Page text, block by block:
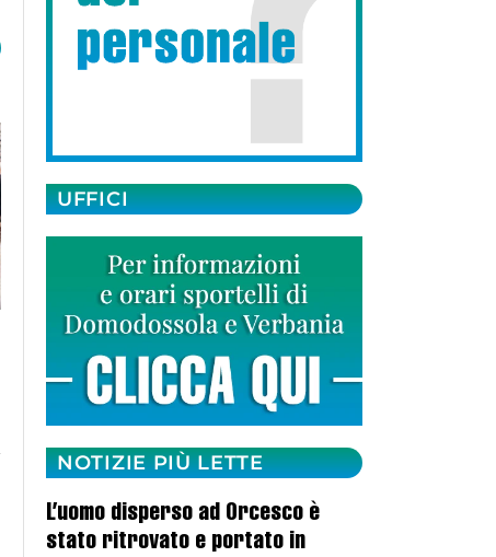
UFFICI
NOTIZIE PIÙ LETTE
L’uomo disperso ad Orcesco è
stato ritrovato e portato in